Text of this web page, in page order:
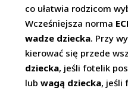
co ułatwia rodzicom
Wcześniejsza norma
wadze dziecka. Przy
kierować się przede
dziecka, jeśli fotelik
lubwagą dziecka, jeśli